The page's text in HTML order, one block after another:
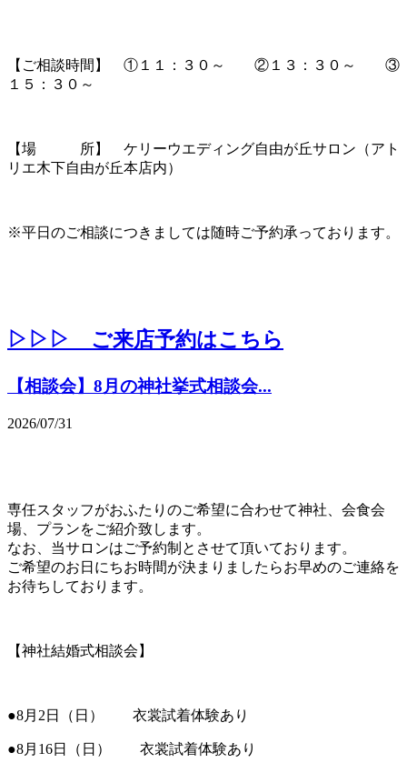
【ご相談時間】 ①１１：３０～ ②１３：３０～ ③
１５：３０～
【場 所】 ケリーウエディング自由が丘サロン（アト
リエ木下自由が丘本店内）
※平日のご相談につきましては随時ご予約承っております。
▷▷▷ ご来店予約はこちら
【相談会】8月の神社挙式相談会...
2026/07/31
専任スタッフがおふたりのご希望に合わせて神社、会食会
場、プランをご紹介致します。
なお、当サロンはご予約制とさせて頂いております。
ご希望のお日にちお時間が決まりましたらお早めのご連絡を
お待ちしております。
【神社結婚式相談会】
●8月2日（日） 衣裳試着体験あり
●8月16日（日） 衣裳試着体験あり